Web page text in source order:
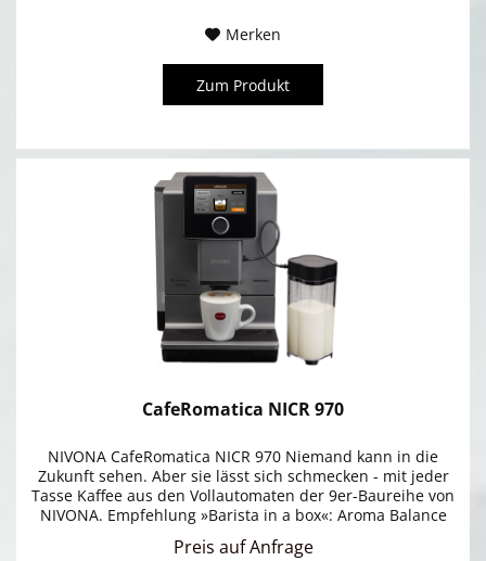
Merken
Zum Produkt
CafeRomatica NICR 970
NIVONA CafeRomatica NICR 970 Niemand kann in die
Zukunft sehen. Aber sie lässt sich schmecken - mit jeder
Tasse Kaffee aus den Vollautomaten der 9er-Baureihe von
NIVONA. Empfehlung »Barista in a box«: Aroma Balance
System mit drei...
Preis auf Anfrage